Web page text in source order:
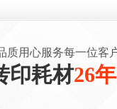
质用心服务每一位客
印耗材26年